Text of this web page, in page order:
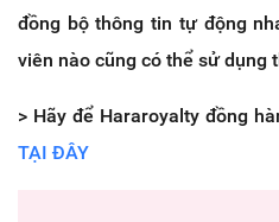
đồng bộ thông tin tự động
viên nào cũng có thể sử dụng
> Hãy để Hararoyalty đồng
TẠI ĐÂY